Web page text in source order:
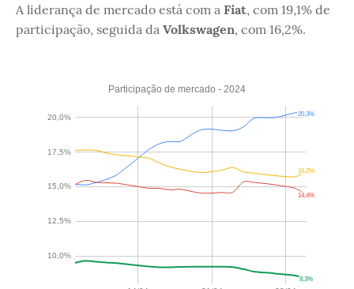
A liderança de mercado está com a Fiat, com 19,1% de
participação, seguida da Volkswagen, com 16,2%.